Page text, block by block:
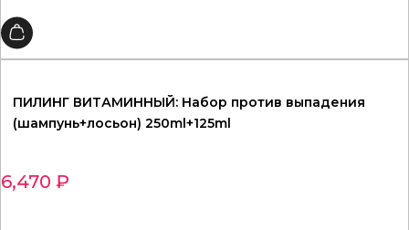
ПИЛИНГ ВИТАМИННЫЙ: Набор против выпадения
(шампунь+лосьон) 250ml+125ml
6,470 ₽